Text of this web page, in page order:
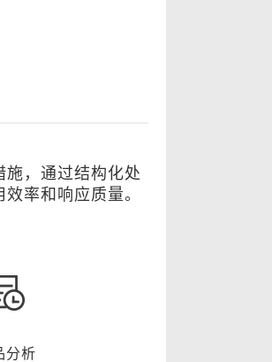
施，通过结构化处
率和响应质量。
分析